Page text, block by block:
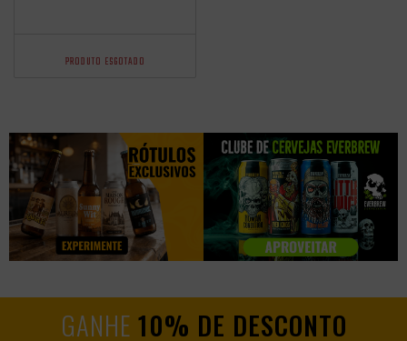
PRODUTO ESGOTADO
GANHE 10% DE DESCONTO